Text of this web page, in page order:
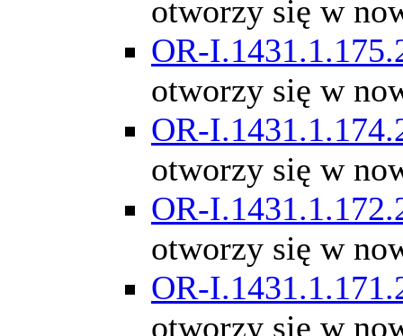
otworzy się w
OR-
otworzy się w
OR-
otworzy się w
OR-
otworzy się w
OR-
otworzy się w